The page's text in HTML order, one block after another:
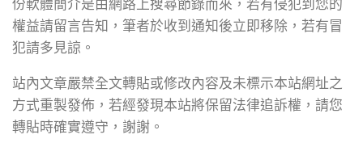
份軟體簡介是由網路上搜尋節錄而來，若有侵犯到您的
權益請留言告知，筆者於收到通知後立即移除，若有冒
犯請多見諒。
站內文章嚴禁全文轉貼或修改內容及未標示本站網址之
方式重製發佈，若經發現本站將保留法律追訴權，請您
轉貼時確實遵守，謝謝。